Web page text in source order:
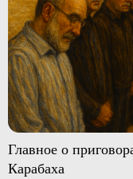
Главное о
Карабаха